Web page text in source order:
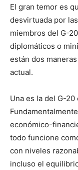
El gran temor es
desvirtuada por
miembros del G-
diplomáticos o
están dos
actual.
Una es la del G-
económico-
todo funcione
con niveles
incluso el